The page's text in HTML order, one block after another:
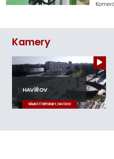
Kamery
HAVÍŘOV
NÁMĚSTÍ REPUBLIKY, HAVÍŘOV